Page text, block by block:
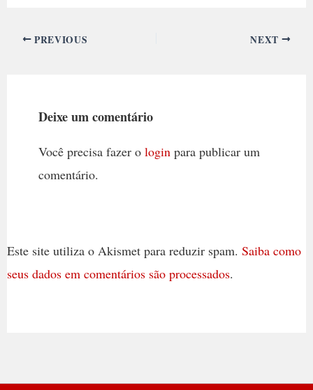
PREVIOUS NEXT
Deixe um comentário
Você precisa fazer o login para publicar um
comentário.
Este site utiliza o Akismet para reduzir spam. Saiba como
seus dados em comentários são processados.